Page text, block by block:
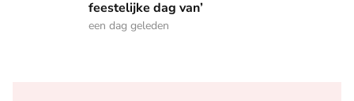
feestelijke dag van’
een dag geleden